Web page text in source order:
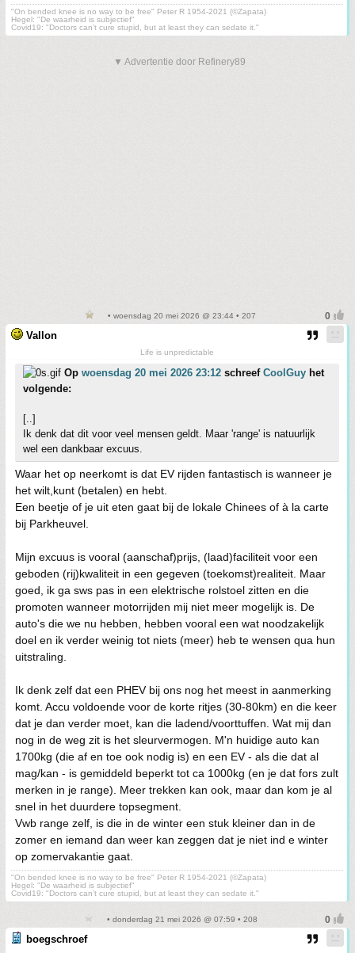
"On bended knee is no way to be free" Peter R 1954-2021 (©Zapata)
Hegel: "De waarheid is subjectief"
Covid19: "Doctors can’t cure stupid, but at least they can sedate it."
▼ Advertentie door Refinery89
• woensdag 20 mei 2026 @ 23:44 • 207
Vallon
Life is unpredictable
Op woensdag 20 mei 2026 23:12 schreef CoolGuy het
volgende:
[..]
Ik denk dat dit voor veel mensen geldt. Maar 'range' is natuurlijk
wel een dankbaar excuus.
Waar het op neerkomt is dat EV rijden fantastisch is wanneer je
het wilt,kunt (betalen) en hebt.
Een beetje of je uit eten gaat bij de lokale Chinees of à la carte
bij Parkheuvel.
Mijn excuus is vooral (aanschaf)prijs, (laad)faciliteit voor een
geboden (rij)kwaliteit in een gegeven (toekomst)realiteit. Maar
goed, ik ga sws pas in een elektrische rolstoel zitten en die
promoten wanneer motorrijden mij niet meer mogelijk is. De
auto's die we nu hebben, hebben vooral een wat noodzakelijk
doel en ik verder weinig tot niets (meer) heb te wensen qua hun
uitstraling.
Ik denk zelf dat een PHEV bij ons nog het meest in aanmerking
komt. Accu voldoende voor de korte ritjes (30-80km) en die keer
dat je dan verder moet, kan die ladend/voorttuffen. Wat mij dan
nog in de weg zit is het sleurvermogen. M'n huidige auto kan
1700kg (die af en toe ook nodig is) en een EV - als die dat al
mag/kan - is gemiddeld beperkt tot ca 1000kg (en je dat fors zult
merken in je range). Meer trekken kan ook, maar dan kom je al
snel in het duurdere topsegment.
Vwb range zelf, is die in de winter een stuk kleiner dan in de
zomer en iemand dan weer kan zeggen dat je niet ind e winter
op zomervakantie gaat.
"On bended knee is no way to be free" Peter R 1954-2021 (©Zapata)
Hegel: "De waarheid is subjectief"
Covid19: "Doctors can’t cure stupid, but at least they can sedate it."
• donderdag 21 mei 2026 @ 07:59 • 208
boegschroef